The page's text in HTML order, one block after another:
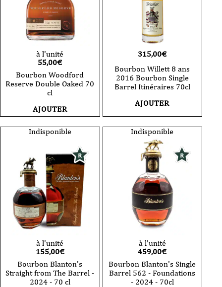
à l'unité
55,00€
Bourbon Woodford
Reserve Double Oaked 70
cl
AJOUTER
315,00€
Bourbon Willett 8 ans
2016 Bourbon Single
Barrel Itinéraires 70cl
AJOUTER
Indisponible
à l'unité
155,00€
Bourbon Blanton's
Straight from The Barrel -
2024 - 70 cl
Indisponible
à l'unité
459,00€
Bourbon Blanton's Single
Barrel 562 - Foundations
- 2024 - 70cl